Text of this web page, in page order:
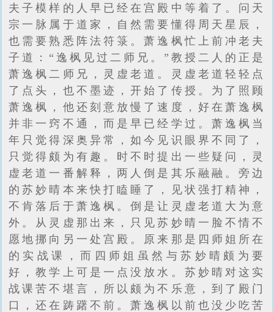
夫子模样的人早已经在宫殿中等着了。问天
宗一脉属于道家，自然需要懂得周天星辰，
也需要熟悉阵法符箓。萧逸枫忙上前冲老夫
子道：“逸枫见过二师兄。”教授二人的正是
萧逸枫二师兄，灵虚老道。灵虚老道轻轻点
了点头，也不墨迹，开始了传授。为了照顾
萧逸枫，他还刻意放慢了速度，好在萧逸枫
并非一窍不通，而是早已经学过。萧逸枫当
年只觉得深奥异常，如今见识眼界不同了，
只觉得颇为有趣。时不时提出一些疑问，灵
虚老道一番解释，两人倒是其乐融融。旁边
的苏妙晴本来快打瞌睡了，见状强打精神，
不肯落后于萧逸枫。倒是让灵虚老道大为意
外。从灵虚那出来，只见苏妙晴一脸不情不
愿地挪向另一处宫殿。原来那是四师姐所在
的实战课，而四师姐虽然与苏妙晴颇为要
好，教学上可是一点没放水。苏妙晴对这实
战课苦不堪言，所以颇为不乐意，到了殿门
口，还在踌躇不前。萧逸枫以前也没少吃苦